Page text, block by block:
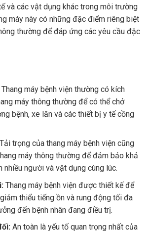
và các vật dụng khác trong môi trường
máy này có những đặc điểm riêng biệt
thường để đáp ứng các yêu cầu đặc
Thang máy bệnh viện thường có kích
máy thông thường để có thể chở
bệnh, xe lăn và các thiết bị y tế cồng
trọng của thang máy bệnh viện cũng
máy thông thường để đảm bảo khả
nhiều người và vật dụng cùng lúc.
Thang máy bệnh viện được thiết kế để
thiểu tiếng ồn và rung động tối đa
đến bệnh nhân đang điều trị.
An toàn là yếu tố quan trọng nhất của